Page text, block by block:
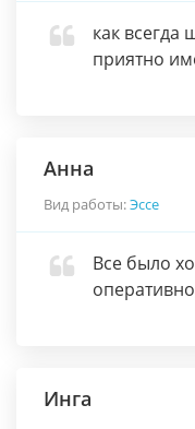
как всегда
приятно
Анна
Вид работы:Эссе
Все было
Инга